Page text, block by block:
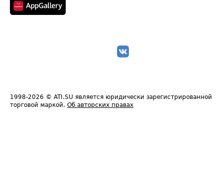
1998-2026 © ATI.SU является юридически зарегистрированной
торговой маркой. Об авторских правах